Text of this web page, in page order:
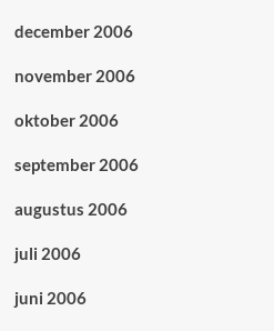
december 2006
november 2006
oktober 2006
september 2006
augustus 2006
juli 2006
juni 2006